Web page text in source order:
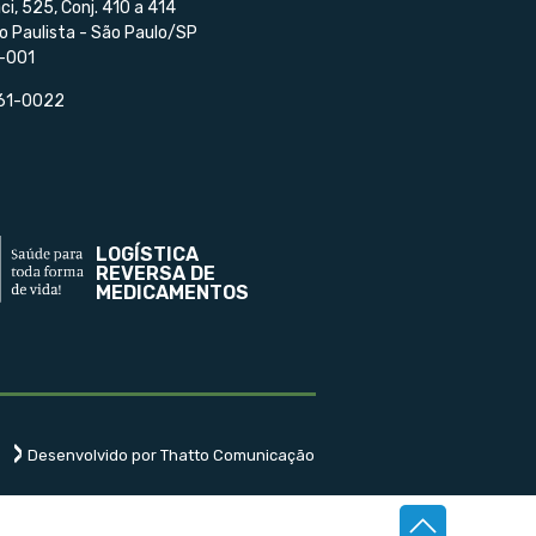
525, Conj. 410 a 414
Paulista - São Paulo/SP
0022
LOGÍSTICA
REVERSA DE
MEDICAMENTOS
Desenvolvido por Thatto Comunicação